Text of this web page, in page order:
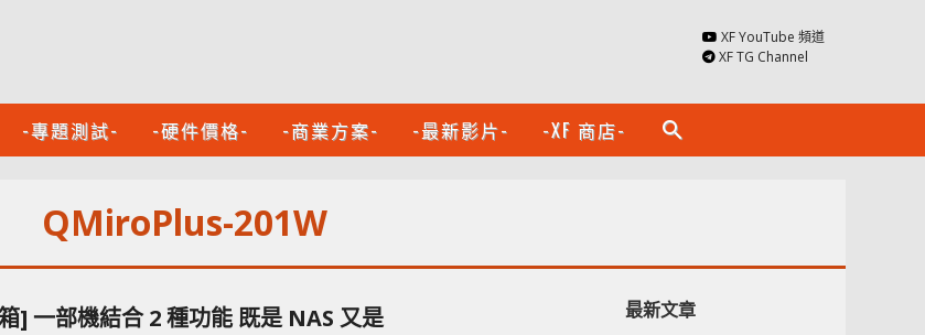
XF YouTube 頻道
XF TG Channel
-專題測試- -硬件價格- -商業方案- -最新影片- -XF 商店- search
QMiroPlus-201W
] 一部機結合 2 種功能 既是 NAS 又是
最新文章